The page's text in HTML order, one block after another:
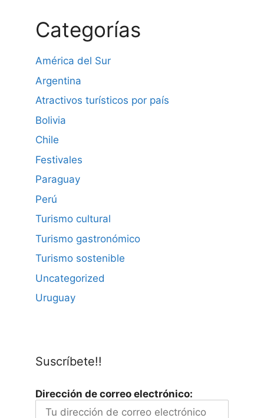
Categorías
América del Sur
Argentina
Atractivos turísticos por país
Bolivia
Chile
Festivales
Paraguay
Perú
Turismo cultural
Turismo gastronómico
Turismo sostenible
Uncategorized
Uruguay
Suscríbete!!
Dirección de correo electrónico: